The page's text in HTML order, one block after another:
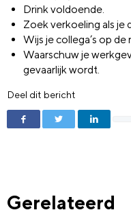
Drink voldoende.
Zoek verkoeling als je
Wijs je collega’s op de
Waarschuw je
gevaarlijk wordt.
Deel dit bericht
Gerelateerd